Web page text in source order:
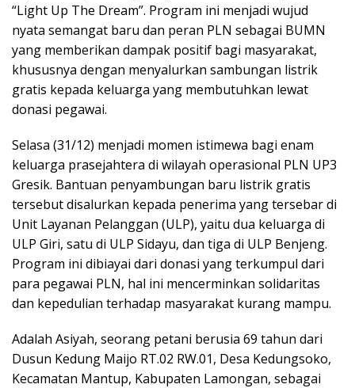
“Light Up The Dream”. Program ini menjadi wujud
nyata semangat baru dan peran PLN sebagai BUMN
yang memberikan dampak positif bagi masyarakat,
khususnya dengan menyalurkan sambungan listrik
gratis kepada keluarga yang membutuhkan lewat
donasi pegawai.
Selasa (31/12) menjadi momen istimewa bagi enam
keluarga prasejahtera di wilayah operasional PLN UP3
Gresik. Bantuan penyambungan baru listrik gratis
tersebut disalurkan kepada penerima yang tersebar di
Unit Layanan Pelanggan (ULP), yaitu dua keluarga di
ULP Giri, satu di ULP Sidayu, dan tiga di ULP Benjeng.
Program ini dibiayai dari donasi yang terkumpul dari
para pegawai PLN, hal ini mencerminkan solidaritas
dan kepedulian terhadap masyarakat kurang mampu.
Adalah Asiyah, seorang petani berusia 69 tahun dari
Dusun Kedung Maijo RT.02 RW.01, Desa Kedungsoko,
Kecamatan Mantup, Kabupaten Lamongan, sebagai